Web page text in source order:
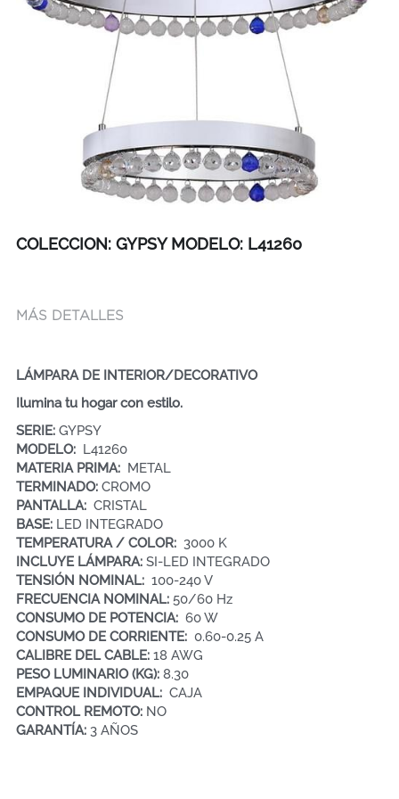
COLECCION: GYPSY MODELO: L41260
MÁS DETALLES
LÁMPARA DE INTERIOR/DECORATIVO
Ilumina tu hogar con estilo.
SERIE: GYPSY
MODELO: L41260
MATERIA PRIMA: METAL
TERMINADO: CROMO
PANTALLA: CRISTAL
BASE: LED INTEGRADO
TEMPERATURA / COLOR: 3000 K
INCLUYE LÁMPARA: SI-LED INTEGRADO
TENSIÓN NOMINAL: 100-240 V
FRECUENCIA NOMINAL: 50/60 Hz
CONSUMO DE POTENCIA: 60 W
CONSUMO DE CORRIENTE: 0.60-0.25 A
CALIBRE DEL CABLE: 18 AWG
PESO LUMINARIO (KG): 8.30
EMPAQUE INDIVIDUAL: CAJA
CONTROL REMOTO: NO
GARANTÍA: 3 AÑOS